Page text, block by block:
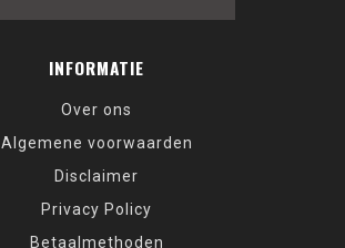
INFORMATIE
Over ons
Algemene voorwaarden
Disclaimer
Privacy Policy
Betaalmethoden